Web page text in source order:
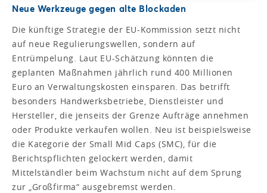
Neue Werkzeuge gegen alte Blockaden
Die künftige Strategie der EU-Kommission setzt nicht
auf neue Regulierungswellen, sondern auf
Entrümpelung. Laut EU-Schätzung könnten die
geplanten Maßnahmen jährlich rund 400 Millionen
Euro an Verwaltungskosten einsparen. Das betrifft
besonders Handwerksbetriebe, Dienstleister und
Hersteller, die jenseits der Grenze Aufträge annehmen
oder Produkte verkaufen wollen. Neu ist beispielsweise
die Kategorie der Small Mid Caps (SMC), für die
Berichtspflichten gelockert werden, damit
Mittelständler beim Wachstum nicht auf dem Sprung
zur „Großfirma“ ausgebremst werden.